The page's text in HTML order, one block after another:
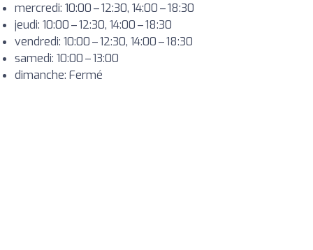
mercredi: 10:00 – 12:30, 14:00 – 18:30
jeudi: 10:00 – 12:30, 14:00 – 18:30
vendredi: 10:00 – 12:30, 14:00 – 18:30
samedi: 10:00 – 13:00
dimanche: Fermé